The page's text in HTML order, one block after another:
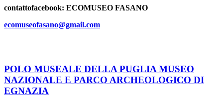
contattofacebook: ECOMUSEO FASANO
ecomuseofasano@gmail.com
POLO MUSEALE DELLA PUGLIA MUSEO
NAZIONALE E PARCO ARCHEOLOGICO DI
EGNAZIA